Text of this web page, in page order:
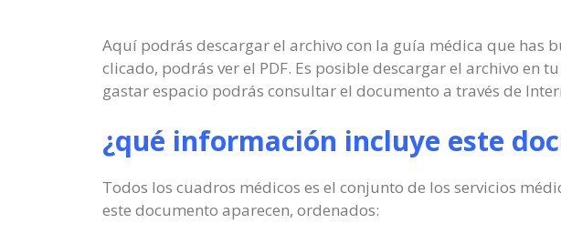
Aquí podrás descargar el archivo con la guía médica que has
clicado, podrás ver el PDF. Es posible descargar el archivo
gastar espacio podrás consultar el documento a través de
¿qué información incluye este
Todos los cuadros médicos es el conjunto de los servicios
este documento aparecen, ordenados: